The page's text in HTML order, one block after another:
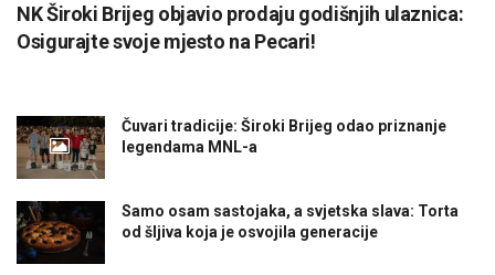
NK Široki Brijeg objavio prodaju godišnjih ulaznica:
Osigurajte svoje mjesto na Pecari!
Čuvari tradicije: Široki Brijeg odao priznanje
legendama MNL-a
Samo osam sastojaka, a svjetska slava: Torta
od šljiva koja je osvojila generacije